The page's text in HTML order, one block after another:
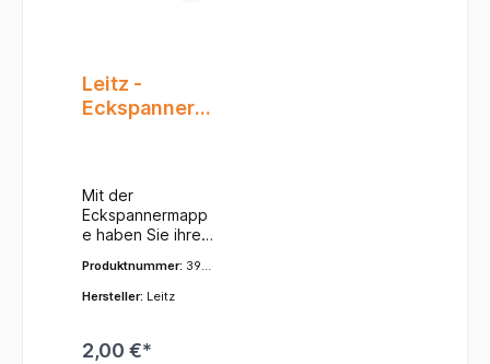
Leitz -
Eckspanner
Mit der
Eckspannermapp
e haben Sie ihre
zusammen und
gut verstaut
einem
Produktnummer: 398
Hersteller: Leitz
2,00 €*